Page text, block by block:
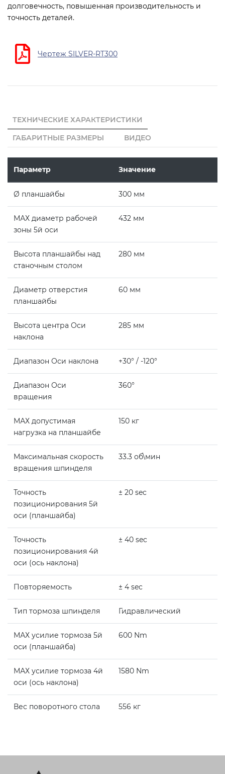
долговечность, повышенная производительность и
точность деталей.
Чертеж SILVER-RT300
ТЕХНИЧЕСКИЕ ХАРАКТЕРИСТИКИ
ГАБАРИТНЫЕ РАЗМЕРЫ
ВИДЕО
Параметр Значение
Ø планшайбы 300 мм
МАХ диаметр рабочей
зоны 5й оси
432 мм
Высота планшайбы над
станочным столом
280 мм
Диаметр отверстия
планшайбы
60 мм
Высота центра Оси
наклона
285 мм
Диапазон Оси наклона +30° / -120°
Диапазон Оси
вращения
360°
МАХ допустимая
нагрузка на планшайбе
150 кг
Максимальная скорость
вращения шпинделя
33.3 об\мин
Точность
позиционирования 5й
оси (планшайба)
± 20 sec
Точность
позиционирования 4й
оси (ось наклона)
± 40 sec
Повторяемость ± 4 sec
Тип тормоза шпинделя Гидравлический
МАХ усилие тормоза 5й
оси (планшайба)
600 Nm
МАХ усилие тормоза 4й
оси (ось наклона)
1580 Nm
Вес поворотного стола 556 кг